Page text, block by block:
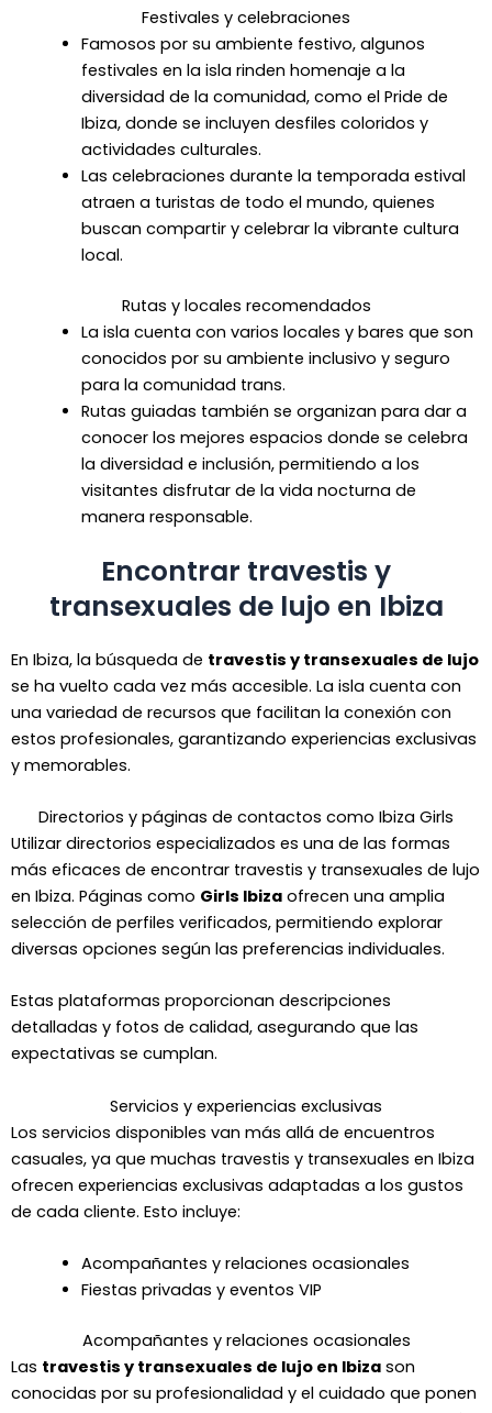
Festivales y celebraciones
Famosos por su ambiente festivo, algunos
festivales en la isla rinden homenaje a la
diversidad de la comunidad, como el Pride de
Ibiza, donde se incluyen desfiles coloridos y
actividades culturales.
Las celebraciones durante la temporada estival
atraen a turistas de todo el mundo, quienes
buscan compartir y celebrar la vibrante cultura
local.
Rutas y locales recomendados
La isla cuenta con varios locales y bares que son
conocidos por su ambiente inclusivo y seguro
para la comunidad trans.
Rutas guiadas también se organizan para dar a
conocer los mejores espacios donde se celebra
la diversidad e inclusión, permitiendo a los
visitantes disfrutar de la vida nocturna de
manera responsable.
Encontrar travestis y
transexuales de lujo en Ibiza
En Ibiza, la búsqueda de travestis y transexuales de lujo
se ha vuelto cada vez más accesible. La isla cuenta con
una variedad de recursos que facilitan la conexión con
estos profesionales, garantizando experiencias exclusivas
y memorables.
Directorios y páginas de contactos como Ibiza Girls
Utilizar directorios especializados es una de las formas
más eficaces de encontrar travestis y transexuales de lujo
en Ibiza. Páginas como Girls Ibiza ofrecen una amplia
selección de perfiles verificados, permitiendo explorar
diversas opciones según las preferencias individuales.
Estas plataformas proporcionan descripciones
detalladas y fotos de calidad, asegurando que las
expectativas se cumplan.
Servicios y experiencias exclusivas
Los servicios disponibles van más allá de encuentros
casuales, ya que muchas travestis y transexuales en Ibiza
ofrecen experiencias exclusivas adaptadas a los gustos
de cada cliente. Esto incluye:
Acompañantes y relaciones ocasionales
Fiestas privadas y eventos VIP
Acompañantes y relaciones ocasionales
Las travestis y transexuales de lujo en Ibiza son
conocidas por su profesionalidad y el cuidado que ponen